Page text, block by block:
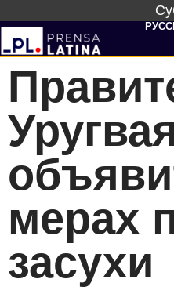
Уругвая
мерах
засухи